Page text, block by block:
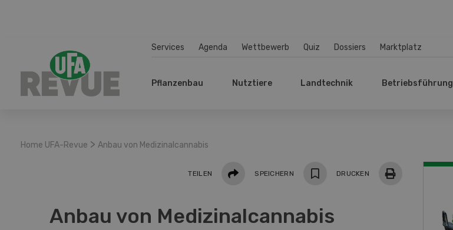
Services Agenda Wettbewerb Quiz Dossiers Marktplatz
Pflanzenbau Nutztiere Landtechnik Betriebsführung
Home UFA-Revue > Anbau von Medizinalcannabis
TEILEN Teilen SPEICHERN DRUCKEN
Anbau von Medizinalcannabis